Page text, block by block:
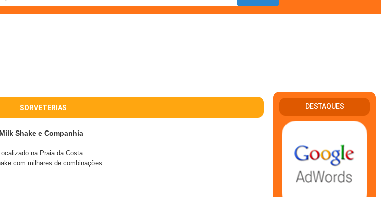
SORVETERIAS
Milk Shake e Companhia
na Praia da Costa.
com milhares de combinações.
DESTAQUES